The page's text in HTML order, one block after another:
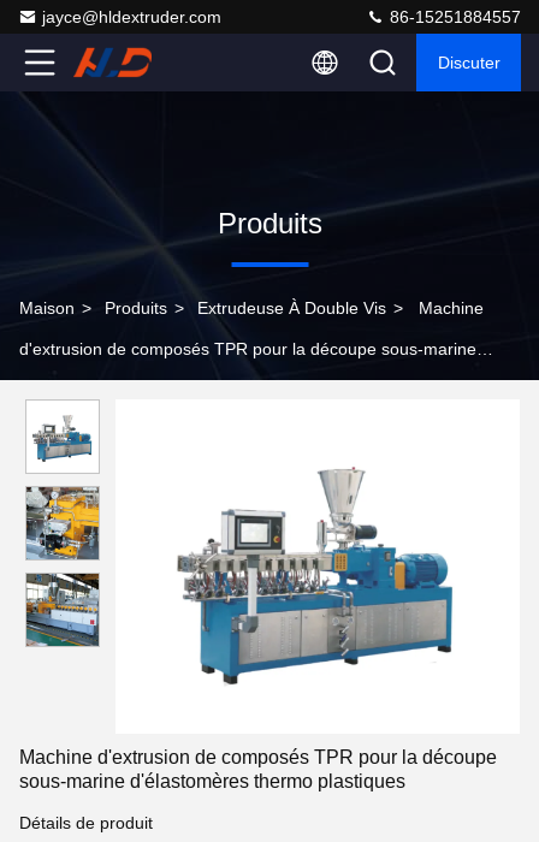
jayce@hldextruder.com 86-15251884557
Discuter
Produits
Maison > Produits > Extrudeuse À Double Vis > Machine
d'extrusion de composés TPR pour la découpe sous-marine
Machine d'extrusion de composés TPR pour la découpe
sous-marine d'élastomères thermo plastiques
Détails de produit